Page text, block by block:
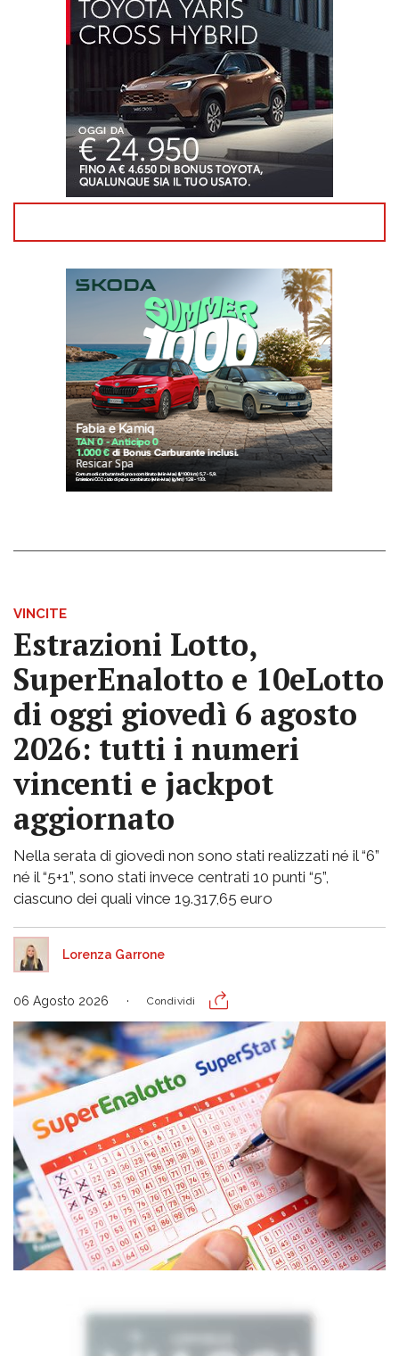
VINCITE
Estrazioni Lotto,
SuperEnalotto e 10eLotto
di oggi giovedì 6 agosto
2026: tutti i numeri
vincenti e jackpot
aggiornato
Nella serata di giovedì non sono stati realizzati né il “6”
né il “5+1”, sono stati invece centrati 10 punti “5”,
ciascuno dei quali vince 19.317,65 euro
Lorenza Garrone
06 Agosto 2026 Condividi